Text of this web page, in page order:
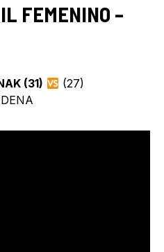
FEMENINO –
(31)
(27)